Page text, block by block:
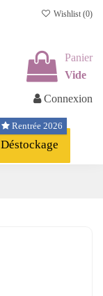
Wishlist (0)
Panier
Vide
Connexion
Déstockage
Rentrée 2026